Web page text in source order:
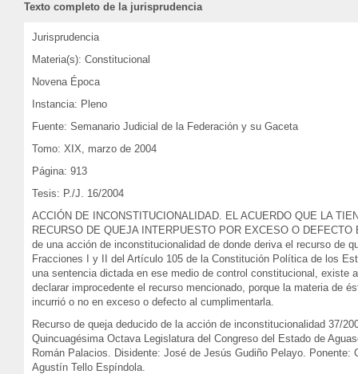
Texto completo de la jurisprudencia
Jurisprudencia
Materia(s): Constitucional
Novena Época
Instancia: Pleno
Fuente: Semanario Judicial de la Federación y su Gaceta
Tomo: XIX, marzo de 2004
Página: 913
Tesis: P./J. 16/2004
ACCIÓN DE INCONSTITUCIONALIDAD. EL ACUERDO QUE LA
RECURSO DE QUEJA INTERPUESTO POR EXCESO O
de una acción de inconstitucionalidad de donde deriva el recurso de
Fracciones I y II del Artículo 105 de la Constitución Política de los
una sentencia dictada en ese medio de control constitucional,
declarar improcedente el recurso mencionado, porque la materia de
incurrió o no en exceso o defecto al cumplimentarla.
Recurso de queja deducido de la acción de inconstitucionalidad 37/
Quincuagésima Octava Legislatura del Congreso del Estado de
Román Palacios. Disidente: José de Jesús Gudiño Pelayo.
Agustín Tello Espíndola.